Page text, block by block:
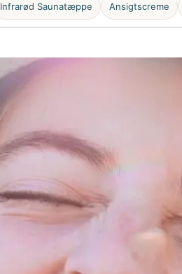
Infrarød Saunatæppe Ansigtscreme